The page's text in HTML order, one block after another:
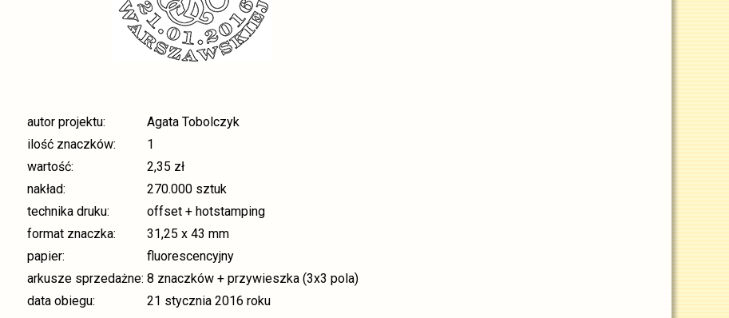
autor projektu:
Agata Tobolczyk
ilość znaczków:
1
wartość:
2,35 zł
nakład:
270.000 sztuk
technika druku:
offset + hotstamping
format znaczka:
31,25 x 43 mm
papier:
fluorescencyjny
arkusze sprzedażne: 8 znaczków + przywieszka (3x3 pola)
data obiegu:
21 stycznia 2016 roku